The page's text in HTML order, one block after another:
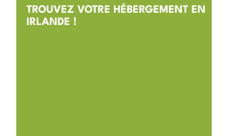
TROUVEZ VOTRE HÉBERGEMENT EN
IRLANDE !